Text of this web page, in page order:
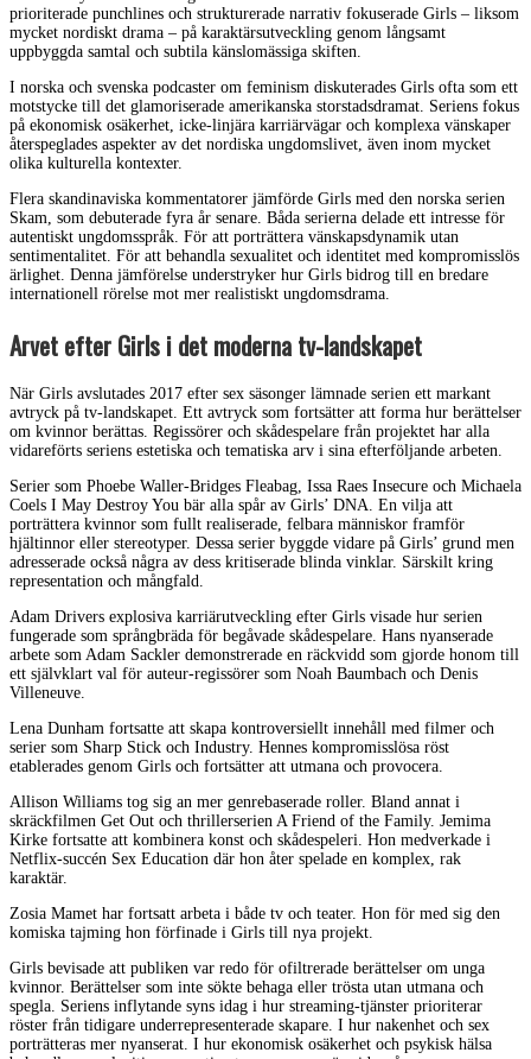
prioriterade punchlines och strukturerade narrativ fokuserade Girls – liksom
mycket nordiskt drama – på karaktärsutveckling genom långsamt
uppbyggda samtal och subtila känslomässiga skiften.
I norska och svenska podcaster om feminism diskuterades Girls ofta som ett
motstycke till det glamoriserade amerikanska storstadsdramat. Seriens fokus
på ekonomisk osäkerhet, icke-linjära karriärvägar och komplexa vänskaper
återspeglades aspekter av det nordiska ungdomslivet, även inom mycket
olika kulturella kontexter.
Flera skandinaviska kommentatorer jämförde Girls med den norska serien
Skam, som debuterade fyra år senare. Båda serierna delade ett intresse för
autentiskt ungdomsspråk. För att porträttera vänskapsdynamik utan
sentimentalitet. För att behandla sexualitet och identitet med kompromisslös
ärlighet. Denna jämförelse understryker hur Girls bidrog till en bredare
internationell rörelse mot mer realistiskt ungdomsdrama.
Arvet efter Girls i det moderna tv-landskapet
När Girls avslutades 2017 efter sex säsonger lämnade serien ett markant
avtryck på tv-landskapet. Ett avtryck som fortsätter att forma hur berättelser
om kvinnor berättas. Regissörer och skådespelare från projektet har alla
vidareförts seriens estetiska och tematiska arv i sina efterföljande arbeten.
Serier som Phoebe Waller-Bridges Fleabag, Issa Raes Insecure och Michaela
Coels I May Destroy You bär alla spår av Girls’ DNA. En vilja att
porträttera kvinnor som fullt realiserade, felbara människor framför
hjältinnor eller stereotyper. Dessa serier byggde vidare på Girls’ grund men
adresserade också några av dess kritiserade blinda vinklar. Särskilt kring
representation och mångfald.
Adam Drivers explosiva karriärutveckling efter Girls visade hur serien
fungerade som språngbräda för begåvade skådespelare. Hans nyanserade
arbete som Adam Sackler demonstrerade en räckvidd som gjorde honom till
ett självklart val för auteur-regissörer som Noah Baumbach och Denis
Villeneuve.
Lena Dunham fortsatte att skapa kontroversiellt innehåll med filmer och
serier som Sharp Stick och Industry. Hennes kompromisslösa röst
etablerades genom Girls och fortsätter att utmana och provocera.
Allison Williams tog sig an mer genrebaserade roller. Bland annat i
skräckfilmen Get Out och thrillerserien A Friend of the Family. Jemima
Kirke fortsatte att kombinera konst och skådespeleri. Hon medverkade i
Netflix-succén Sex Education där hon åter spelade en komplex, rak
karaktär.
Zosia Mamet har fortsatt arbeta i både tv och teater. Hon för med sig den
komiska tajming hon förfinade i Girls till nya projekt.
Girls bevisade att publiken var redo för ofiltrerade berättelser om unga
kvinnor. Berättelser som inte sökte behaga eller trösta utan utmana och
spegla. Seriens inflytande syns idag i hur streaming-tjänster prioriterar
röster från tidigare underrepresenterade skapare. I hur nakenhet och sex
porträtteras mer nyanserat. I hur ekonomisk osäkerhet och psykisk hälsa